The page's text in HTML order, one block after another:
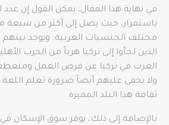
في نهاية هذا المقال، يمكن القول إن عدد
باستمرار، حيث يصل إلى أكثر من
مختلف الجنسيات العربية. ويوجد بينهم
الذين لجأوا إلى تركيا هرباً من الحرب
العرب في تركيا عن فرص العمل
ولا يخفى عليهم أيضاً ضرورة تعلم
ثقافة هذا البلد المميزة.
بالإضافة إلى ذلك، يوفر سوق الإسكان